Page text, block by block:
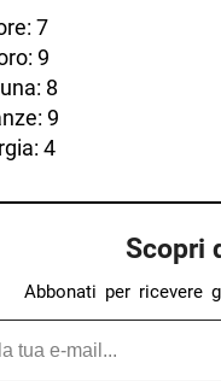
7
9
8
9
4
Scopri
Abbonati per ricevere